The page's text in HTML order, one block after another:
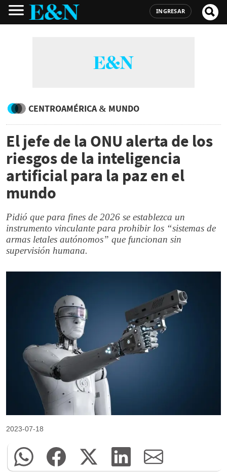
INGRESAR
CENTROAMÉRICA & MUNDO
El jefe de la ONU alerta de los
riesgos de la inteligencia
artificial para la paz en el
mundo
Pidió que para fines de 2026 se establezca un
instrumento vinculante para prohibir los “sistemas de
armas letales autónomos” que funcionan sin
supervisión humana.
2023-07-18